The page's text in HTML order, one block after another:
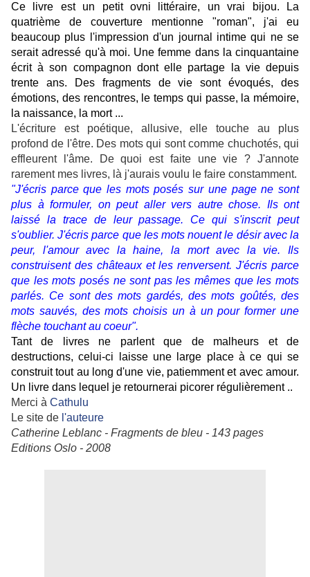
Ce livre est un petit ovni littéraire, un vrai bijou. La
quatrième de couverture mentionne "roman", j'ai eu
beaucoup plus l'impression d'un journal intime qui ne se
serait adressé qu'à moi. Une femme dans la cinquantaine
écrit à son compagnon dont elle partage la vie depuis
trente ans. Des fragments de vie sont évoqués, des
émotions, des rencontres, le temps qui passe, la mémoire,
la naissance, la mort ...
L'écriture est poétique, allusive, elle touche au plus
profond de l'être. Des mots qui sont comme chuchotés, qui
effleurent l'âme. De quoi est faite une vie ? J'annote
rarement mes livres, là j'aurais voulu le faire constamment.
"J'écris parce que les mots posés sur une page ne sont
plus à formuler, on peut aller vers autre chose. Ils ont
laissé la trace de leur passage. Ce qui s'inscrit peut
s'oublier. J'écris parce que les mots nouent le désir avec la
peur, l'amour avec la haine, la mort avec la vie. Ils
construisent des châteaux et les renversent. J'écris parce
que les mots posés ne sont pas les mêmes que les mots
parlés. Ce sont des mots gardés, des mots goûtés, des
mots sauvés, des mots choisis un à un pour former une
flèche touchant au coeur".
Tant de livres ne parlent que de malheurs et de
destructions, celui-ci laisse une large place à ce qui se
construit tout au long d'une vie, patiemment et avec amour.
Un livre dans lequel je retournerai picorer régulièrement ..
Merci à Cathulu
Le site de l'auteure
Catherine Leblanc - Fragments de bleu - 143 pages
Editions Oslo - 2008